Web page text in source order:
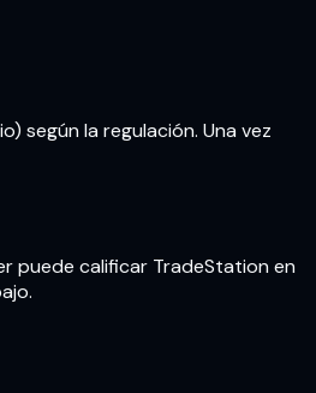
según la regulación. Una vez
puede calificar TradeStation en